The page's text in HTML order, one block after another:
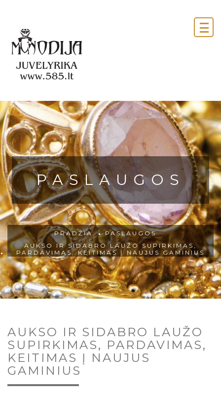
PASLAUGOS
PRADŽIA
PASLAUGOS
AUKSO IR SIDABRO LAUŽO SUPIRKIMAS,
PARDAVIMAS, KEITIMAS Į NAUJUS GAMINIUS
AUKSO IR SIDABRO LAUŽO
SUPIRKIMAS, PARDAVIMAS,
KEITIMAS Į NAUJUS
GAMINIUS